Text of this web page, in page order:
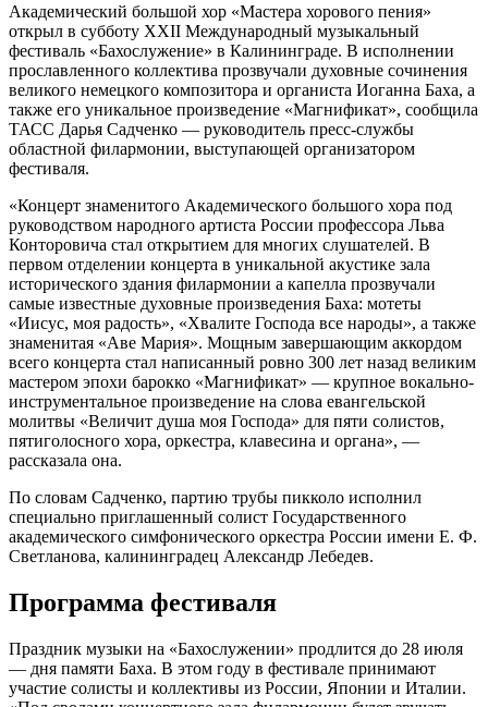
Академический большой хор «Мастера хорового пения»
открыл в субботу XXII Международный музыкальный
фестиваль «Бахослужение» в Калининграде. В исполнении
прославленного коллектива прозвучали духовные сочинения
великого немецкого композитора и органиста Иоганна Баха, а
также его уникальное произведение «Магнификат», сообщила
ТАСС Дарья Садченко — руководитель пресс-службы
областной филармонии, выступающей организатором
фестиваля.
«Концерт знаменитого Академического большого хора под
руководством народного артиста России профессора Льва
Конторовича стал открытием для многих слушателей. В
первом отделении концерта в уникальной акустике зала
исторического здания филармонии а капелла прозвучали
самые известные духовные произведения Баха: мотеты
«Иисус, моя радость», «Хвалите Господа все народы», а также
знаменитая «Аве Мария». Мощным завершающим аккордом
всего концерта стал написанный ровно 300 лет назад великим
мастером эпохи барокко «Магнификат» — крупное вокально-
инструментальное произведение на слова евангельской
молитвы «Величит душа моя Господа» для пяти солистов,
пятиголосного хора, оркестра, клавесина и органа», —
рассказала она.
По словам Садченко, партию трубы пикколо исполнил
специально приглашенный солист Государственного
академического симфонического оркестра России имени Е. Ф.
Светланова, калининградец Александр Лебедев.
Программа фестиваля
Праздник музыки на «Бахослужении» продлится до 28 июля
— дня памяти Баха. В этом году в фестивале принимают
участие солисты и коллективы из России, Японии и Италии.